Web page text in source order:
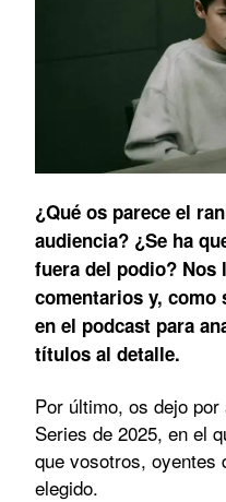
¿Qué os parece el
audiencia? ¿Se ha
fuera del podio? Nos
comentarios y, como
en el podcast para
títulos al detalle.
Por último, os dejo
Series de 2025, en el
que vosotros, oyentes
elegido.